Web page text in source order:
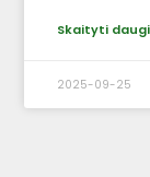
Skaityti
2025-09-25